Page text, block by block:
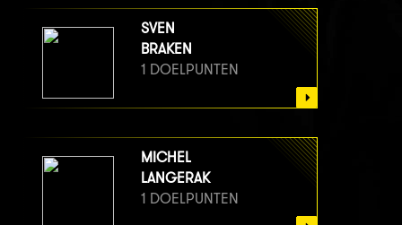
SVEN
BRAKEN
1 DOELPUNTEN
MICHEL
LANGERAK
1 DOELPUNTEN